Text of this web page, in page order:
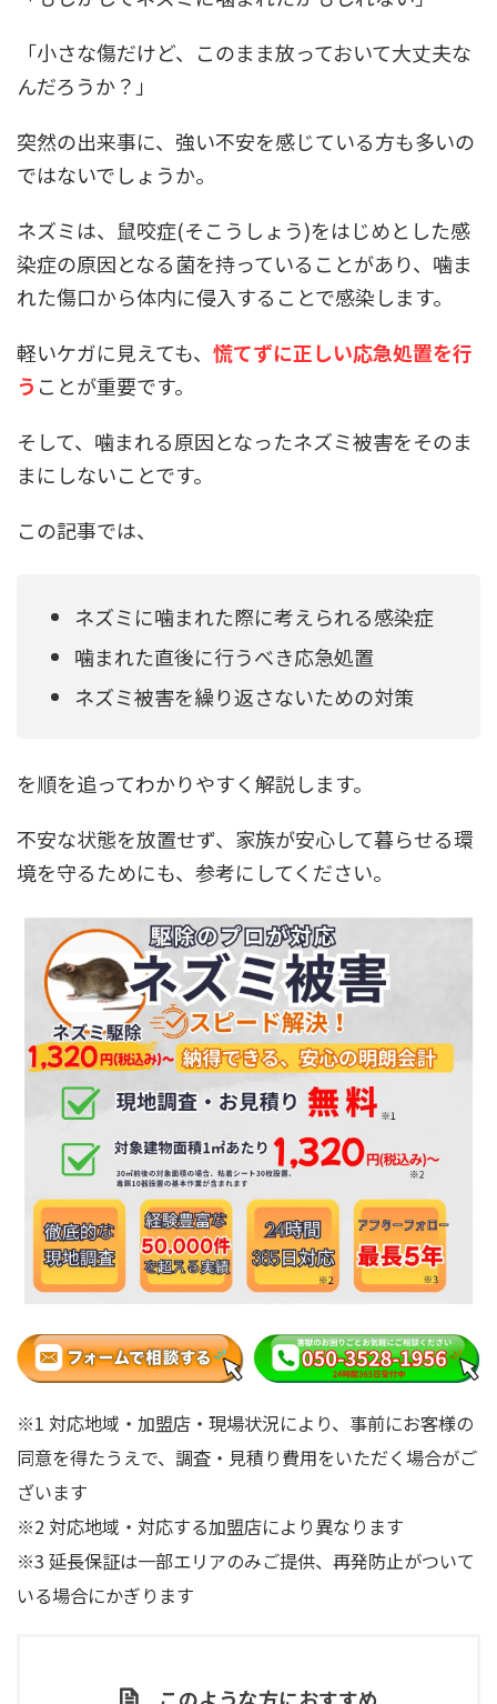
「小さな傷だけど、このまま放っておいて大丈夫な
んだろうか？」
突然の出来事に、強い不安を感じている方も多いの
ではないでしょうか。
ネズミは、鼠咬症(そこうしょう)をはじめとした感
染症の原因となる菌を持っていることがあり、噛ま
れた傷口から体内に侵入することで感染します。
軽いケガに見えても、 慌てずに正しい応急処置を行
う ことが重要です。
そして、噛まれる原因となったネズミ被害をそのま
まにしないことです。
この記事では、
ネズミに噛まれた際に考えられる感染症
噛まれた直後に行うべき応急処置
ネズミ被害を繰り返さないための対策
を順を追ってわかりやすく解説します。
不安な状態を放置せず、家族が安心して暮らせる環
境を守るためにも、参考にしてください。
※1 対応地域・加盟店・現場状況により、事前にお客様の
同意を得たうえで、調査・見積り費用をいただく場合がご
ざいます
※2 対応地域・対応する加盟店により異なります
※3 延長保証は一部エリアのみご提供、再発防止がついて
いる場合にかぎります